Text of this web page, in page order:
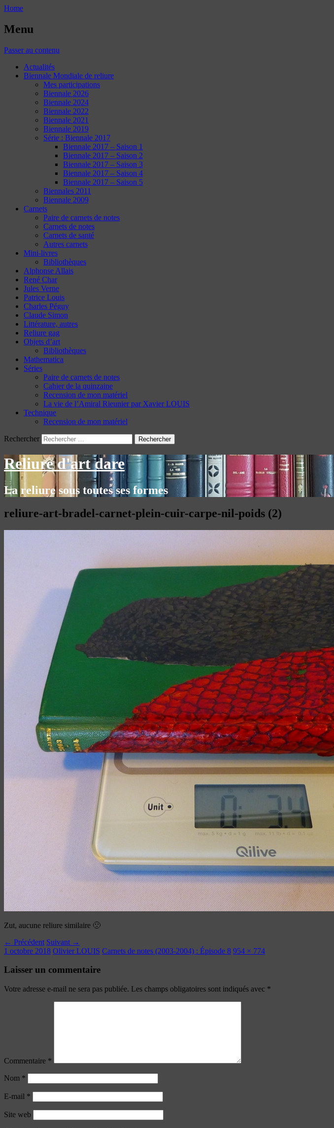
Home
Menu
Passer au contenu
Actualités
Biennale Mondiale de reliure
Mes participations
Biennale 2026
Biennale 2024
Biennale 2022
Biennale 2021
Biennale 2019
Série : Biennale 2017
Biennale 2017 – Saison 1
Biennale 2017 – Saison 2
Biennale 2017 – Saison 3
Biennale 2017 – Saison 4
Biennale 2017 – Saison 5
Biennales 2011
Biennale 2009
Carnets
Paire de carnets de notes
Carnets de notes
Carnets de santé
Autres carnets
Mini-livres
Bibliothèques
Alphonse Allais
René Char
Jules Verne
Patrice Louis
Charles Péguy
Claude Simon
Littérature, autres
Reliure gag
Objets d’art
Bibliothèques
Mathematica
Séries
Paire de carnets de notes
Cahier de la quinzaine
Recension de mon matériel
La vie de l’Amiral Rieunier par Xavier LOUIS
Technique
Recension de mon matériel
Rechercher
Reliure d'art dare
La reliure sous toutes ses formes
reliure-art-bradel-carnet-plein-cuir-carpe-nil-poids (2)
Zut, aucune reliure similaire 🙁
← Précédent Suivant →
1 octobre 2018 Olivier LOUIS Carnets de notes (2003-2004) : Épisode 8 954 × 774
Laisser un commentaire
Votre adresse e-mail ne sera pas publiée. Les champs obligatoires sont indiqués avec *
Commentaire *
Nom *
E-mail *
Site web